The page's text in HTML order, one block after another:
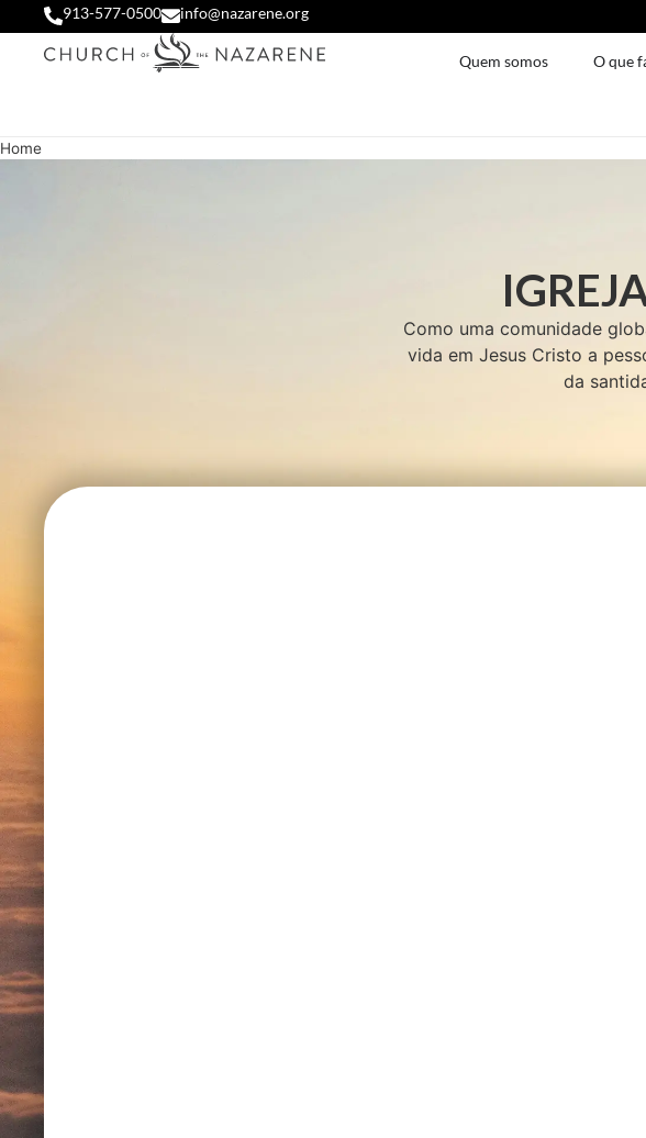
913-577-0500 info@nazarene.org
Quem somos O que
Home
Como uma comunidade
vida em Jesus Cristo a
da